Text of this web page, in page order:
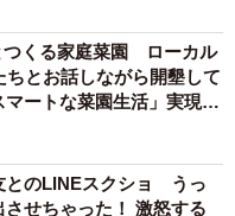
つくる家庭菜園 ローカル
とお話しながら開墾して
ートな菜園生活」実現な
とのLINEスクショ うっ
せちゃった！ 激怒する